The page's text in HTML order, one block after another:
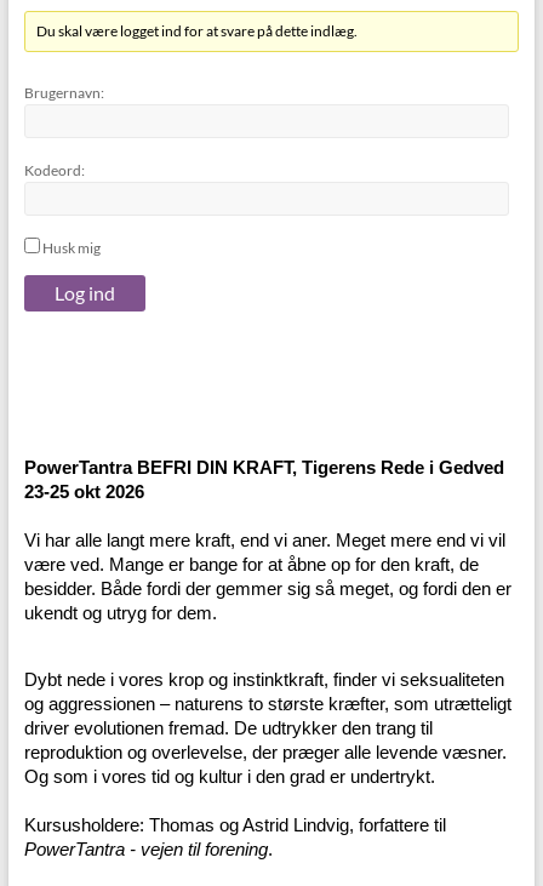
Du skal være logget ind for at svare på dette indlæg.
Brugernavn:
Kodeord:
Husk mig
Log ind
PowerTantra BEFRI DIN KRAFT, Tigerens Rede i Gedved
23-25 okt 2026
Vi har alle langt mere kraft, end vi aner. Meget mere end vi vil
være ved. Mange er bange for at åbne op for den kraft, de
besidder. Både fordi der gemmer sig så meget, og fordi den er
ukendt og utryg for dem.
Dybt nede i vores krop og instinktkraft, finder vi seksualiteten
og aggressionen – naturens to største kræfter, som utrætteligt
driver evolutionen fremad. De udtrykker den trang til
reproduktion og overlevelse, der præger alle levende væsner.
Og som i vores tid og kultur i den grad er undertrykt.
Kursusholdere: Thomas og Astrid Lindvig, forfattere til
PowerTantra - vejen til forening.